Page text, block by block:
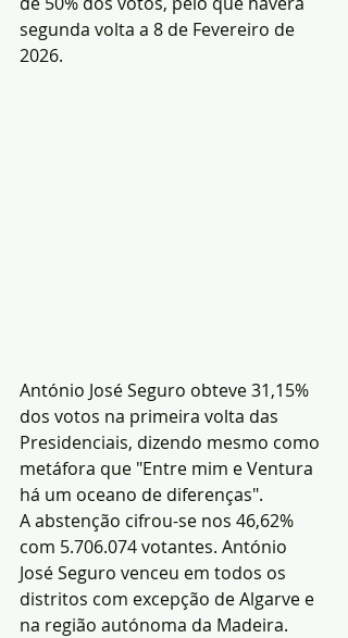
segunda volta a 8 de Fevereiro de
2026.
António José Seguro obteve 31,15%
dos votos na primeira volta das
Presidenciais, dizendo mesmo como
metáfora que "Entre mim e Ventura
há um oceano de diferenças".
A abstenção cifrou-se nos 46,62%
com 5.706.074 votantes. António
José Seguro venceu em todos os
distritos com excepção de Algarve e
na região autónoma da Madeira.